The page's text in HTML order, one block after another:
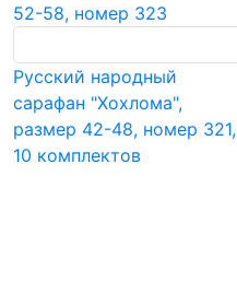
52-58, номер 323
Русский народный
сарафан "Хохлома",
размер 42-48, номер 321,
10 комплектов